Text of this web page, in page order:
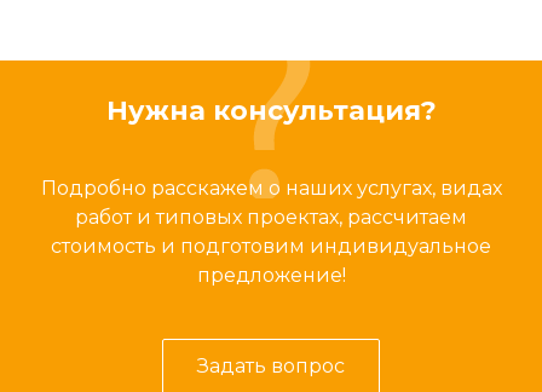
Нужна консультация?
Подробно расскажем о наших услугах, видах
работ и типовых проектах, рассчитаем
стоимость и подготовим индивидуальное
предложение!
Задать вопрос